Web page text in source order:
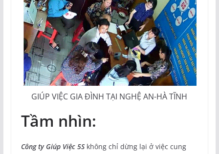
GIÚP VIỆC GIA ĐÌNH TẠI NGHỆ AN-HÀ TĨNH
Tầm nhìn:
Công ty Giúp Việc 5Skhông chỉ dừng lại ở việc cung